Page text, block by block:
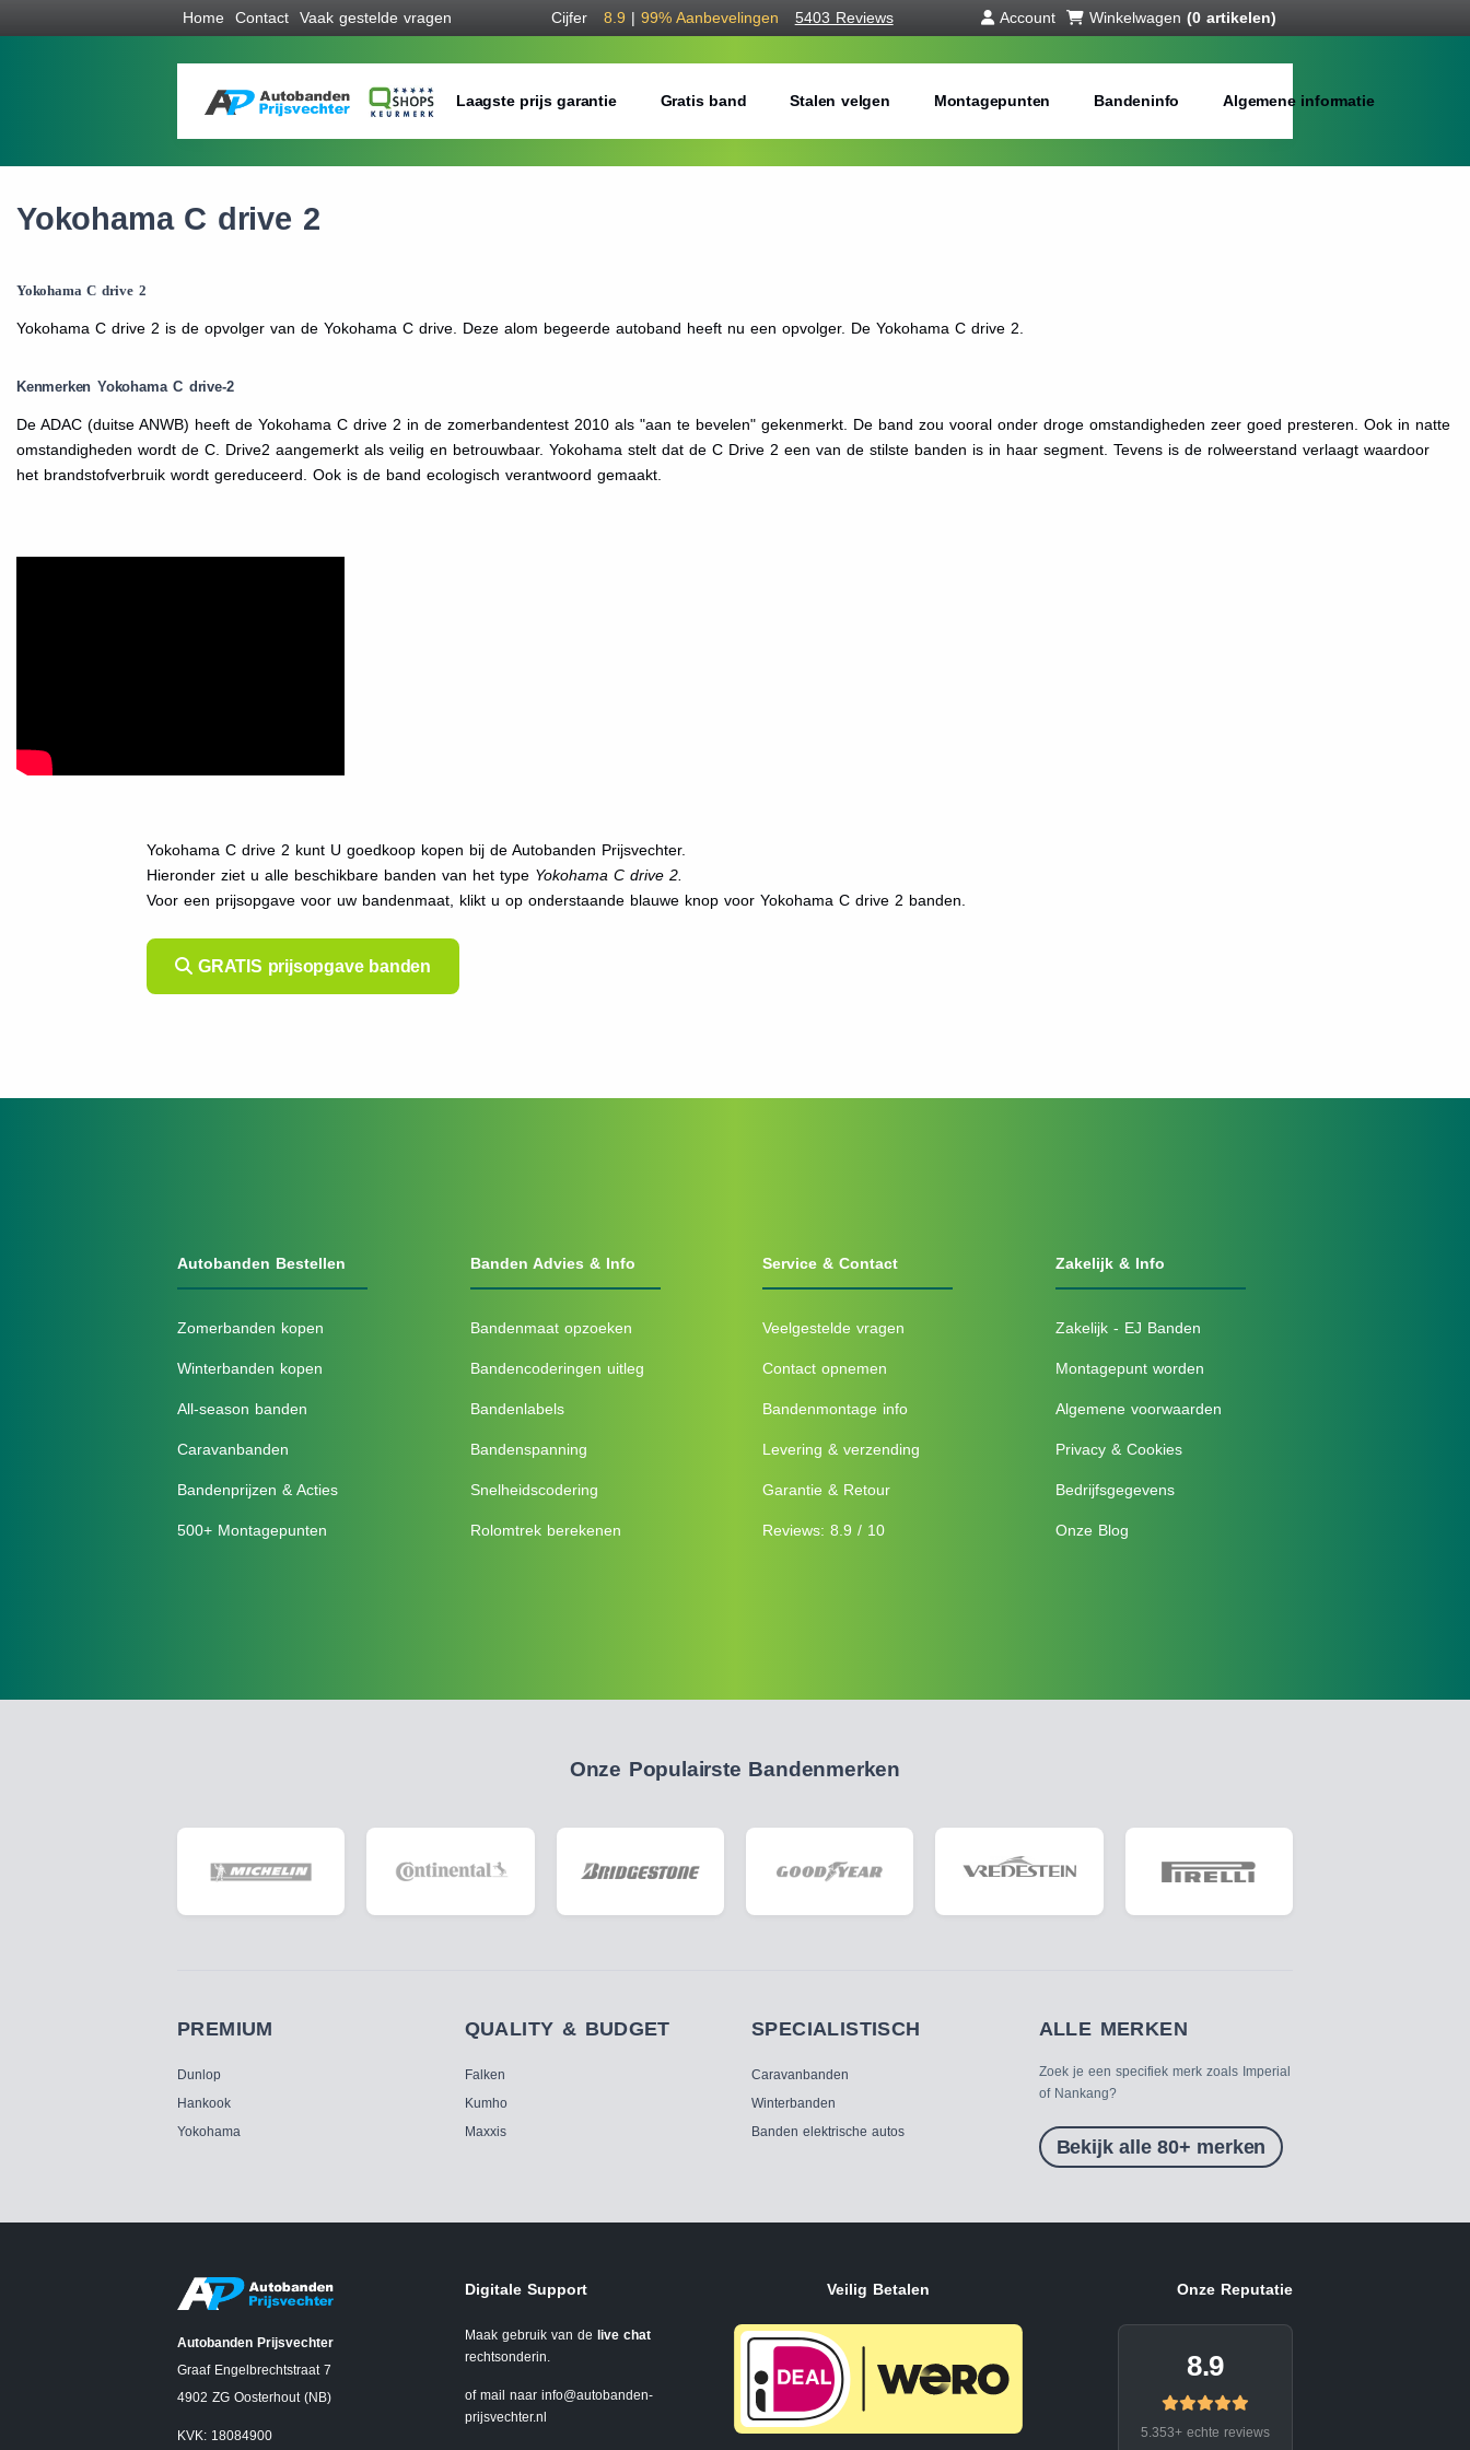
Home Contact Vaak gestelde vragen Cijfer 8.9 | 99% Aanbevelingen 5403 Reviews Account Winkelwagen (0 artikelen)
Laagste prijs garantie Gratis band Stalen velgen Montagepunten Bandeninfo Algemene informatie
Yokohama C drive 2
Yokohama C drive 2
Yokohama C drive 2 is de opvolger van de Yokohama C drive. Deze alom begeerde autoband heeft nu een opvolger. De Yokohama C drive 2.
Kenmerken Yokohama C drive-2
De ADAC (duitse ANWB) heeft de Yokohama C drive 2 in de zomerbandentest 2010 als "aan te bevelen" gekenmerkt. De band zou vooral onder droge omstandigheden zeer goed presteren. Ook in natte
omstandigheden wordt de C. Drive2 aangemerkt als veilig en betrouwbaar. Yokohama stelt dat de C Drive 2 een van de stilste banden is in haar segment. Tevens is de rolweerstand verlaagt waardoor
het brandstofverbruik wordt gereduceerd. Ook is de band ecologisch verantwoord gemaakt.
Yokohama C drive 2 kunt U goedkoop kopen bij de Autobanden Prijsvechter.
Hieronder ziet u alle beschikbare banden van het type Yokohama C drive 2.
Voor een prijsopgave voor uw bandenmaat, klikt u op onderstaande blauwe knop voor Yokohama C drive 2 banden.
GRATIS prijsopgave banden
Autobanden Bestellen
Zomerbanden kopen
Winterbanden kopen
All-season banden
Caravanbanden
Bandenprijzen & Acties
500+ Montagepunten
Banden Advies & Info
Bandenmaat opzoeken
Bandencoderingen uitleg
Bandenlabels
Bandenspanning
Snelheidscodering
Rolomtrek berekenen
Service & Contact
Veelgestelde vragen
Contact opnemen
Bandenmontage info
Levering & verzending
Garantie & Retour
Reviews: 8.9 / 10
Zakelijk & Info
Zakelijk - EJ Banden
Montagepunt worden
Algemene voorwaarden
Privacy & Cookies
Bedrijfsgegevens
Onze Blog
Onze Populairste Bandenmerken
PREMIUM
Dunlop
Hankook
Yokohama
QUALITY & BUDGET
Falken
Kumho
Maxxis
SPECIALISTISCH
Caravanbanden
Winterbanden
Banden elektrische autos
ALLE MERKEN
Zoek je een specifiek merk zoals Imperial
of Nankang?
Bekijk alle 80+ merken
Autobanden Prijsvechter
Graaf Engelbrechtstraat 7
4902 ZG Oosterhout (NB)
KVK: 18084900
Digitale Support
Maak gebruik van de live chat
rechtsonderin.
of mail naar info@autobanden-
prijsvechter.nl
Veilig Betalen Onze Reputatie
8.9
5.353+ echte reviews